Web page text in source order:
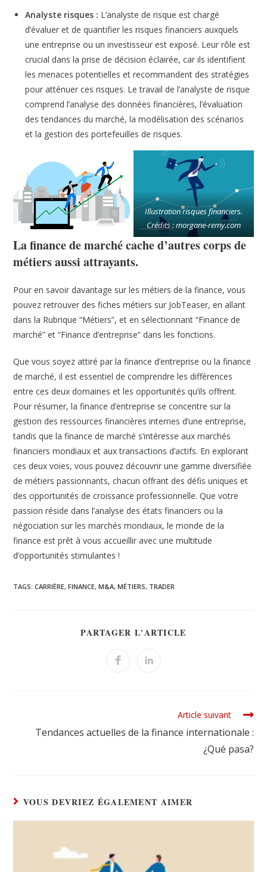
Analyste risques : L’analyste de risque est chargé
d’évaluer et de quantifier les risques financiers auxquels
une entreprise ou un investisseur est exposé. Leur rôle est
crucial dans la prise de décision éclairée, car ils identifient
les menaces potentielles et recommandent des stratégies
pour atténuer ces risques. Le travail de l’analyste de risque
comprend l’analyse des données financières, l’évaluation
des tendances du marché, la modélisation des scénarios
et la gestion des portefeuilles de risques.
Illustration risques financiers.
Crédits : morgane-remy.com
La finance de marché cache d’autres corps de
métiers aussi attrayants.
Pour en savoir davantage sur les métiers de la finance, vous
pouvez retrouver des fiches métiers sur JobTeaser, en allant
dans la Rubrique “Métiers”, et en sélectionnant “Finance de
marché” et “Finance d’entreprise” dans les fonctions.
Que vous soyez attiré par la finance d’entreprise ou la finance
de marché, il est essentiel de comprendre les différences
entre ces deux domaines et les opportunités qu’ils offrent.
Pour résumer, la finance d’entreprise se concentre sur la
gestion des ressources financières internes d’une entreprise,
tandis que la finance de marché s’intéresse aux marchés
financiers mondiaux et aux transactions d’actifs. En explorant
ces deux voies, vous pouvez découvrir une gamme diversifiée
de métiers passionnants, chacun offrant des défis uniques et
des opportunités de croissance professionnelle. Que votre
passion réside dans l’analyse des états financiers ou la
négociation sur les marchés mondiaux, le monde de la
finance est prêt à vous accueillir avec une multitude
d’opportunités stimulantes !
TAGS:CARRIÈRE, FINANCE, M&A, MÉTIERS, TRADER
PARTAGER L'ARTICLE
Article suivant
Tendances actuelles de la finance internationale :
¿Qué pasa?
VOUS DEVRIEZ ÉGALEMENT AIMER